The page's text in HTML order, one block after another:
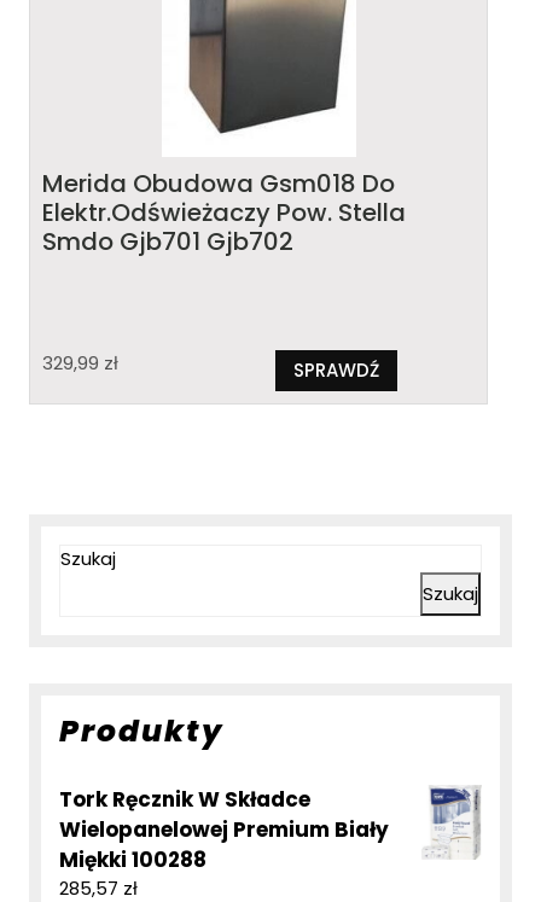
Merida Obudowa Gsm018 Do
Elektr.Odświeżaczy Pow. Stella
Smdo Gjb701 Gjb702
329,99 zł SPRAWDŹ
Szukaj
Szukaj
Produkty
Tork Ręcznik W Składce
Wielopanelowej Premium Biały
Miękki 100288
285,57 zł